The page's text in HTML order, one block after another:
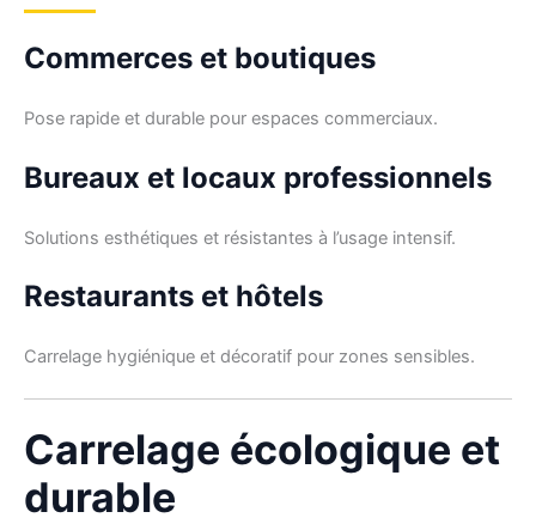
Commerces et boutiques
Pose rapide et durable pour espaces commerciaux.
Bureaux et locaux professionnels
Solutions esthétiques et résistantes à l’usage intensif.
Restaurants et hôtels
Carrelage hygiénique et décoratif pour zones sensibles.
Carrelage écologique et
durable